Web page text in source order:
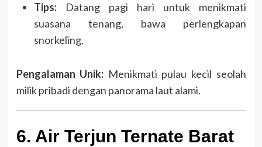
Tips:Datang pagi hari untuk menikmati
suasana tenang, bawa perlengkapan
snorkeling.
Pengalaman Unik: Menikmati pulau kecil seolah
milik pribadi dengan panorama laut alami.
6. Air Terjun Ternate Barat